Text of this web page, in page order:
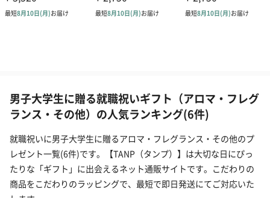
男子大学生に贈る就職祝いギフト（アロマ・フレグ
ランス・その他）の人気ランキング(6件)
就職祝いに男子大学生に贈るアロマ・フレグランス・その他のプ
レゼント一覧(6件)です。【TANP（タンプ）】は大切な日にぴっ
たりな「ギフト」に出会えるネット通販サイトです。こだわりの
商品をこだわりのラッピングで、最短で即日発送にてご対応いた